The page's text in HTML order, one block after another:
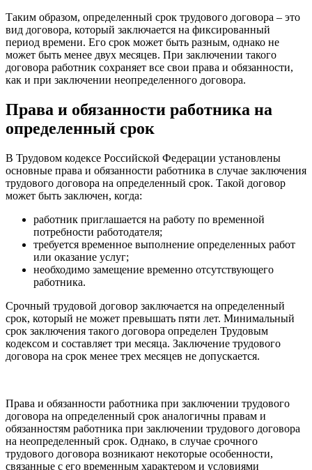
Таким образом, определенный срок трудового договора – это
вид договора, который заключается на фиксированный
период времени. Его срок может быть разным, однако не
может быть менее двух месяцев. При заключении такого
договора работник сохраняет все свои права и обязанности,
как и при заключении неопределенного договора.
Права и обязанности работника на
определенный срок
В Трудовом кодексе Российской Федерации установлены
основные права и обязанности работника в случае заключения
трудового договора на определенный срок. Такой договор
может быть заключен, когда:
работник приглашается на работу по временной
потребности работодателя;
требуется временное выполнение определенных работ
или оказание услуг;
необходимо замещение временно отсутствующего
работника.
Срочный трудовой договор заключается на определенный
срок, который не может превышать пяти лет. Минимальный
срок заключения такого договора определен Трудовым
кодексом и составляет три месяца. Заключение трудового
договора на срок менее трех месяцев не допускается.
Права и обязанности работника при заключении трудового
договора на определенный срок аналогичны правам и
обязанностям работника при заключении трудового договора
на неопределенный срок. Однако, в случае срочного
трудового договора возникают некоторые особенности,
связанные с его временным характером и условиями